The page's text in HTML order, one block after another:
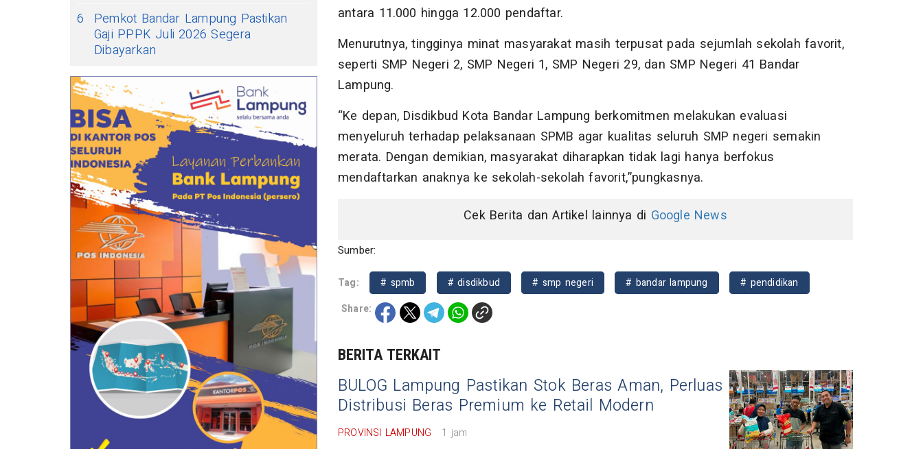
6
Pemkot Bandar Lampung Pastikan
Gaji PPPK Juli 2026 Segera
Dibayarkan
antara 11.000 hingga 12.000 pendaftar.
Menurutnya, tingginya minat masyarakat masih terpusat pada sejumlah sekolah favorit,
seperti SMP Negeri 2, SMP Negeri 1, SMP Negeri 29, dan SMP Negeri 41 Bandar
Lampung.
“Ke depan, Disdikbud Kota Bandar Lampung berkomitmen melakukan evaluasi
menyeluruh terhadap pelaksanaan SPMB agar kualitas seluruh SMP negeri semakin
merata. Dengan demikian, masyarakat diharapkan tidak lagi hanya berfokus
mendaftarkan anaknya ke sekolah-sekolah favorit,”pungkasnya.
Cek Berita dan Artikel lainnya di Google News
Sumber:
Tag: # spmb # disdikbud # smp negeri # bandar lampung
# pendidikan
Share:
BERITA TERKAIT
BULOG Lampung Pastikan Stok Beras Aman, Perluas
Distribusi Beras Premium ke Retail Modern
PROVINSI LAMPUNG 1 jam